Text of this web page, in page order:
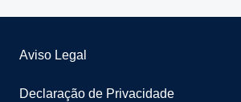
Aviso Legal
Declaração de Privacidade